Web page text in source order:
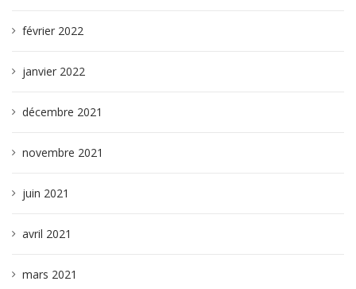
février 2022
janvier 2022
décembre 2021
novembre 2021
juin 2021
avril 2021
mars 2021